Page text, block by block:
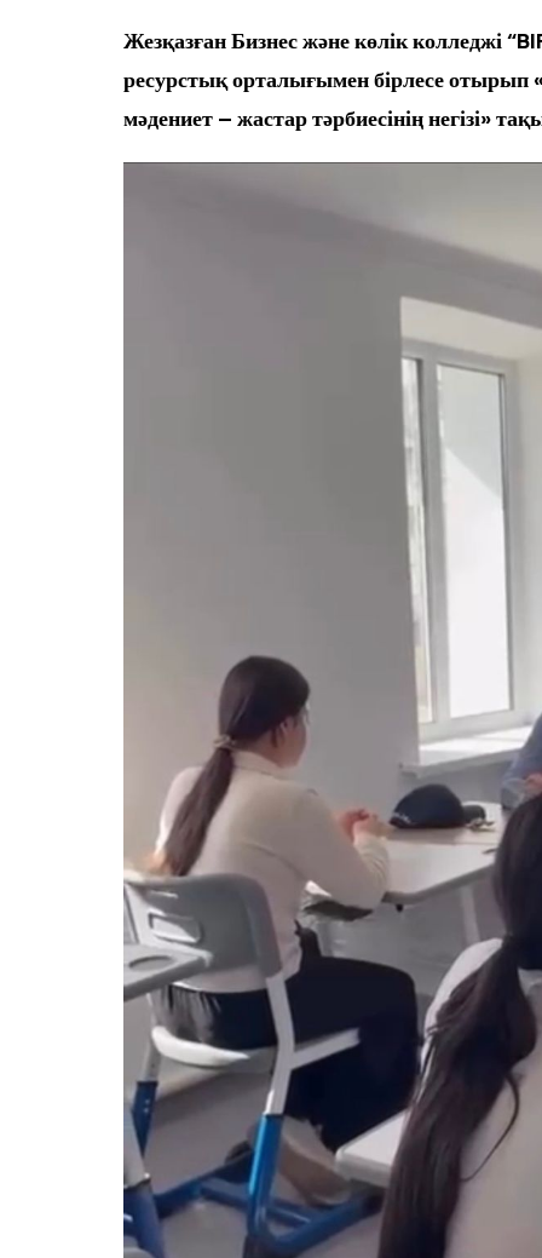
Жезқазған Бизнес және көлік колледжі
ресурстық орталығымен бірлесе
мәдениет – жастар тәрбиесінің негізі»